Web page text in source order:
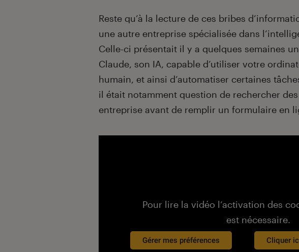
Reste qu’à la lecture de ces bribes
une autre entreprise spécialisée dans
Celle-ci présentait il y a quelques semaines
Claude, son IA, capable d’utiliser votre
humain, et ainsi d’automatiser certaines
il était notamment question de rechercher
entreprise avant de remplir un formulaire en
Pour lire la vidéo l’activation des
est nécessaire.
Gérer mes préférences Cliquer